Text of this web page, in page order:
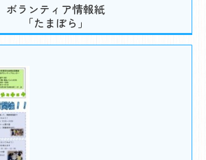
ボランティア情報紙
「たまぼら」